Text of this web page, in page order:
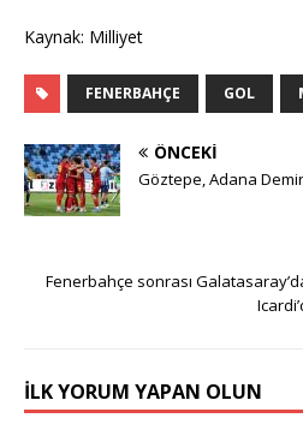
Kaynak: Milliyet
FENERBAHÇE GOL
ÖNCEKI
Göztepe, Adana
Fenerbahçe sonrası
İLK YORUM YAPAN OLUN